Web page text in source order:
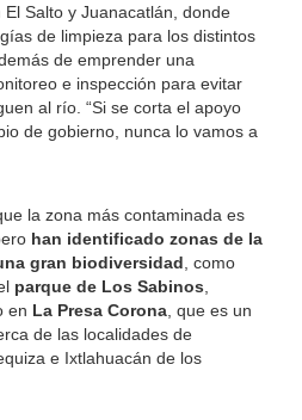
Salto y Juanacatlán, donde
de limpieza para los distintos
de emprender una
e inspección para evitar
al río. “Si se corta el apoyo
de gobierno, nunca lo vamos a
la zona más contaminada es
han identificado zonas de la
gran biodiversidad, como
parque de Los Sabinos,
en La Presa Corona, que es un
de las localidades de
e Ixtlahuacán de los